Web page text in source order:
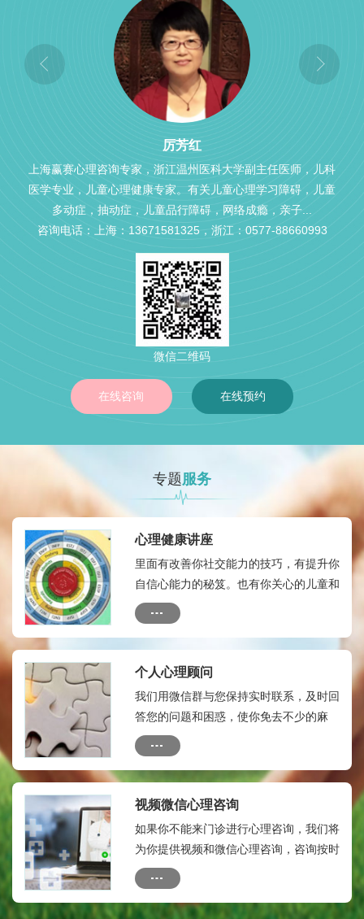
厉芳红
上海赢赛心理咨询专家，浙江温州医科大学副主任医师，儿科
医学专业，儿童心理健康专家。有关儿童心理学习障碍，儿童
多动症，抽动症，儿童品行障碍，网络成瘾，亲子...
咨询电话：上海：13671581325，浙江：0577-88660993
微信二维码
在线咨询 在线预约
专题服务
心理健康讲座
里面有改善你社交能力的技巧，有提升你
自信心能力的秘笈。也有你关心的儿童和
成人的心理健康热点，有如何自我心理治
疗的方法和技术
个人心理顾问
我们用微信群与您保持实时联系，及时回
答您的问题和困惑，使你免去不少的麻
烦。为保证您的瘾私，本微信群只有您及
您的联系人与心理专家，专家助理等人，
没有外人。全年顾问费：580元。
视频微信心理咨询
如果你不能来门诊进行心理咨询，我们将
为你提供视频和微信心理咨询，咨询按时
间收费：收费标准如下：10分钟内：50
元---20分钟内：150元